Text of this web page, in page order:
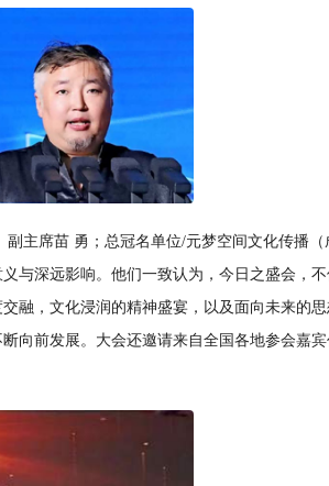
主席苗 勇；总冠名单位/元梦空间文化传播（
与深远影响。他们一致认为，今日之盛会，
融，文化浸润的精神盛宴，以及面向未来的
向前发展。大会还邀请来自全国各地参会嘉宾